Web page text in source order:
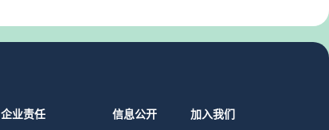
企业责任 信息公开 加入我们